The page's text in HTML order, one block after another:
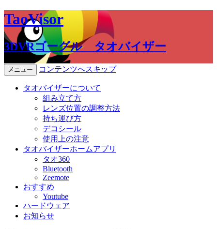
TaoVisor
3DVRゴーグル タオバイザー
メニュー コンテンツへスキップ
タオバイザーについて
組み立て方
レンズ位置の調整方法
持ち運び方
デコシール
使用上の注意
タオバイザーホームアプリ
タオ360
Bluetooth
Zeemote
おすすめ
Youtube
ハードウェア
お知らせ